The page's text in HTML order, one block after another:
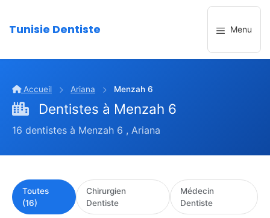
contenu
Tunisie Dentiste Menu
Accueil Ariana Menzah 6
Dentistes à Menzah 6
16 dentistes à Menzah 6 , Ariana
Toutes
(16)
Chirurgien
Dentiste
Médecin
Dentiste